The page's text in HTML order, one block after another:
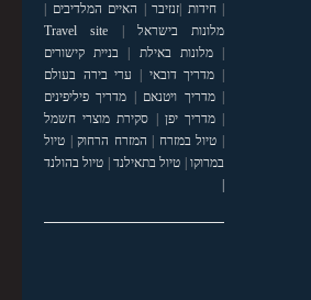
|חידות זנזיבר האיים המלדיבים
מלונות בישראל
Travel site
|מלונות באילת
בניית קישורים
מדריך דובאי
ערי בירה בעולם
|מדריך ויטנאם
מדריך פיליפינים
|מדריך יפן
סקירת מוצרי חשמל
טיול במזרח המזרח הרחוק| טיול
במרוקו| טיול בתאילנד| טיול בהולנד